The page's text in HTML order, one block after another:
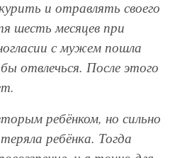
и отравлять своего
шесть месяцев при
с мужем пошла
отвлечься. После этого
ребёнком, но сильно
ребёнка. Тогда